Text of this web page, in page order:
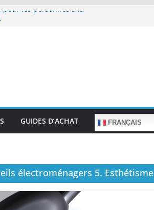
les personnes à la
nombreuses : Cuisson
de plats pour les
GUIDES D’ACHAT FRANÇAIS
électroménagers 5. Esthétisme